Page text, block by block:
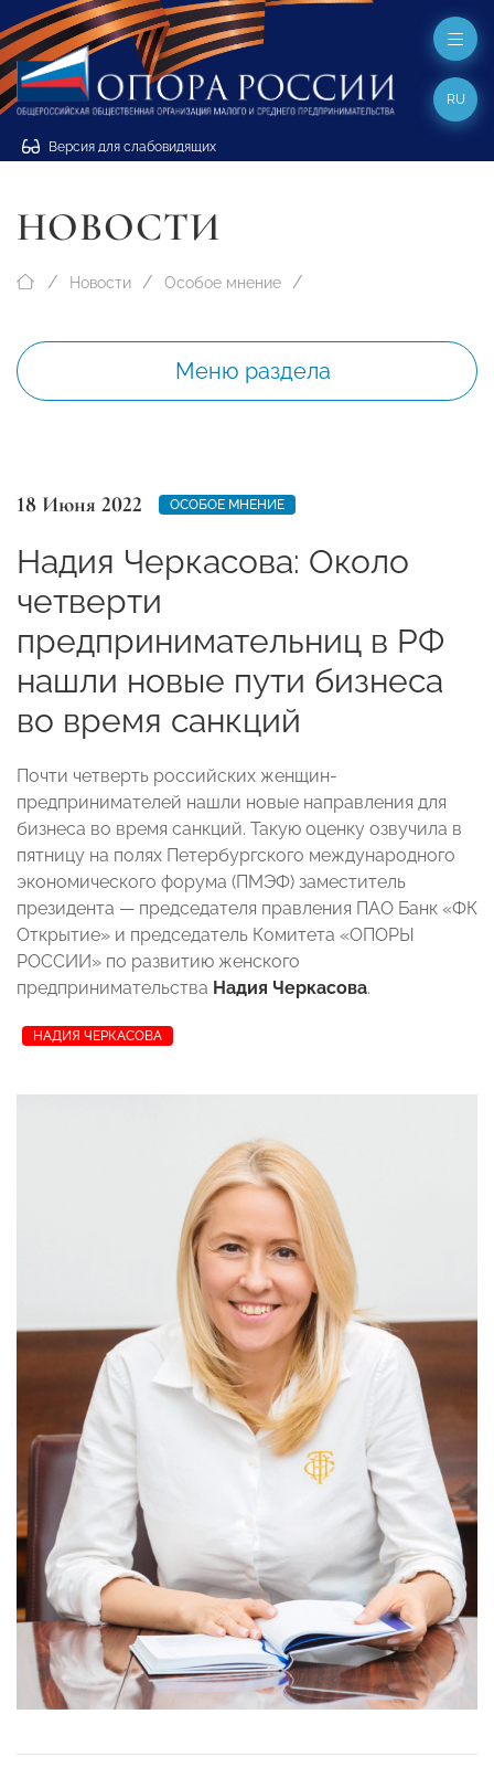
Версия для слабовидящих
RU
НОВОСТИ
Новости Особое мнение
Меню раздела
18 Июня 2022 ОСОБОЕ МНЕНИЕ
Надия Черкасова: Около
четверти
предпринимательниц в РФ
нашли новые пути бизнеса
во время санкций
Почти четверть российских женщин-
предпринимателей нашли новые направления для
бизнеса во время санкций. Такую оценку озвучила в
пятницу на полях Петербургского международного
экономического форума (ПМЭФ) заместитель
президента — председателя правления ПАО Банк «ФК
Открытие» и председатель Комитета «ОПОРЫ
РОССИИ» по развитию женского
предпринимательства Надия Черкасова.
НАДИЯ ЧЕРКАСОВА